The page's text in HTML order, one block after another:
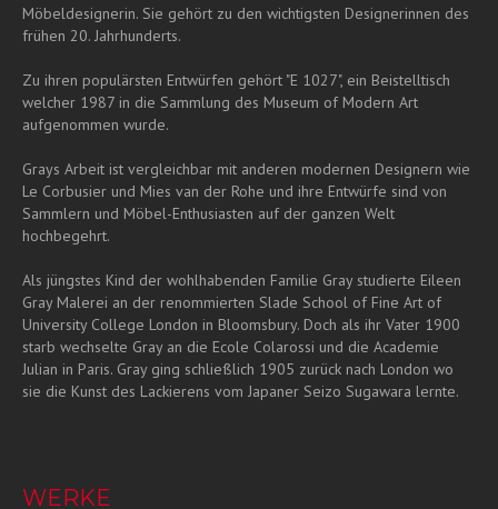
Möbeldesignerin. Sie gehört zu den wichtigsten Designerinnen des
frühen 20. Jahrhunderts.
Zu ihren populärsten Entwürfen gehört "E 1027", ein Beistelltisch
welcher 1987 in die Sammlung des Museum of Modern Art
aufgenommen wurde.
Grays Arbeit ist vergleichbar mit anderen modernen Designern wie
Le Corbusier und Mies van der Rohe und ihre Entwürfe sind von
Sammlern und Möbel-Enthusiasten auf der ganzen Welt
hochbegehrt.
Als jüngstes Kind der wohlhabenden Familie Gray studierte Eileen
Gray Malerei an der renommierten Slade School of Fine Art of
University College London in Bloomsbury. Doch als ihr Vater 1900
starb wechselte Gray an die Ecole Colarossi und die Academie
Julian in Paris. Gray ging schließlich 1905 zurück nach London wo
sie die Kunst des Lackierens vom Japaner Seizo Sugawara lernte.
WERKE